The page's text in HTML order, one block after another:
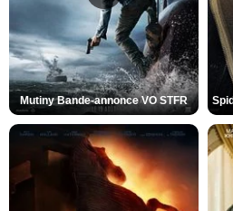
Mutiny Bande-annonce VO STFR